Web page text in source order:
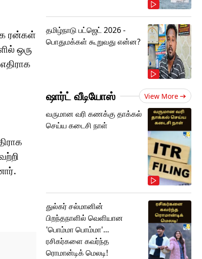
ரன்கள்
ஒரு
தமிழ்நாடு பட்ஜெட் 2026 -
பொதுமக்கள் கூறுவது என்ன?
ஷார்ட் வீடியோஸ் View More
வருமான வரி கணக்கு தாக்கல்
செய்ய கடைசி நாள்
துல்கர் சல்மானின்
பிறந்தநாளில் வெளியான
'பொம்மா பொம்மா'...
ரசிகர்களை கவர்ந்த
ரொமான்டிக் மெலடி!